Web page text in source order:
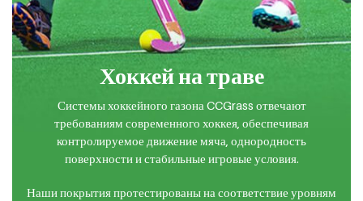
Хоккей на траве
Системы хоккейного газона CCGrass отвечают
требованиям современного хоккея, обеспечивая
контролируемое движение мяча, однородность
поверхности и стабильные игровые условия.
Наши покрытия протестированы на соответствие уровням